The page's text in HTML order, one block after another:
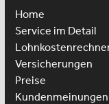
Home
Service im Detail
Versicherungen
Preise
Kundenmeinungen